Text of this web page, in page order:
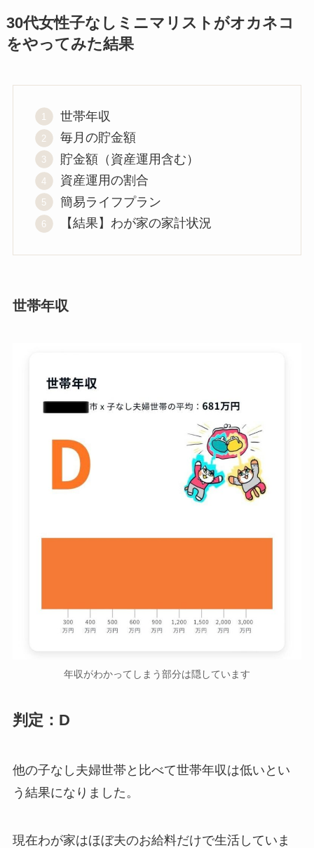
30代女性子なしミニマリストがオカネコ
をやってみた結果
世帯年収
毎月の貯金額
貯金額（資産運用含む）
資産運用の割合
簡易ライフプラン
【結果】わが家の家計状況
世帯年収
年収がわかってしまう部分は隠しています
判定：D
他の子なし夫婦世帯と比べて世帯年収は低いとい
う結果になりました。
現在わが家はほぼ夫のお給料だけで生活していま